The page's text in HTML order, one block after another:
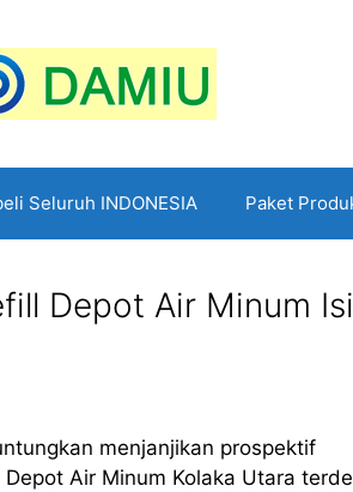
Seluruh INDONESIA Paket
Depot Air Minum Isi
menjanjikan prospektif
Air Minum Kolaka Utara